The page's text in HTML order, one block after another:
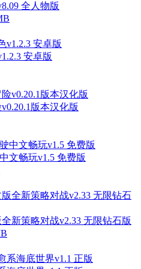
全人物版
安卓版
版本汉化版
文畅玩v1.5 免费版
新策略对战v2.33 无限钻石版